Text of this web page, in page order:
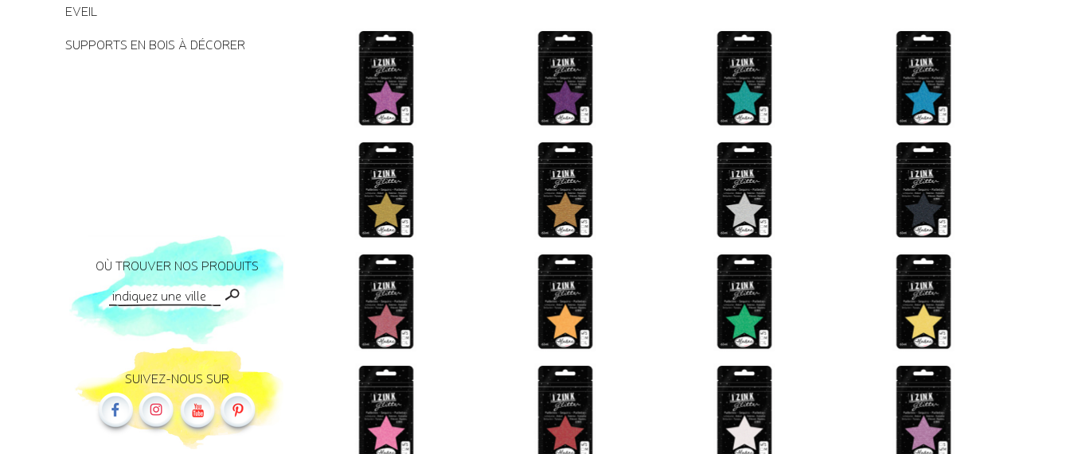
EVEIL
SUPPORTS EN BOIS À DÉCORER
OÙ TROUVER NOS PRODUITS
SUIVEZ-NOUS SUR